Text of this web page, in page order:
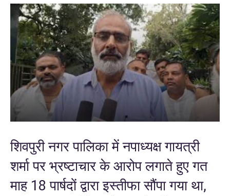
शिवपुरी नगर पालिका में नपाध्यक्ष गायत्री
शर्मा पर भ्रष्टाचार के आरोप लगाते हुए गत
माह 18 पार्षदों द्वारा इस्तीफा सौंपा गया था,